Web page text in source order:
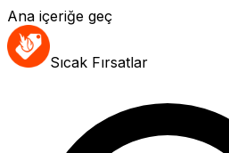
Ana içeriğe geç
Sıcak Fırsatlar